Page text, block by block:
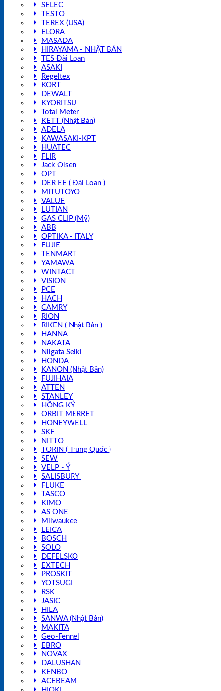
SELEC
TESTO
TEREX (USA)
ELORA
MASADA
HIRAYAMA - NHẬT BẢN
TES Đài Loan
ASAKI
Regeltex
KORT
DEWALT
KYORITSU
Total Meter
KETT (Nhật Bản)
ADELA
KAWASAKI-KPT
HUATEC
FLIR
Jack Olsen
OPT
DER EE ( Đài Loan )
MITUTOYO
VALUE
LUTIAN
GAS CLIP (Mỹ)
ABB
OPTIKA - ITALY
FUJIE
TENMART
YAMAWA
WINTACT
VISION
PCE
HACH
CAMRY
RION
RIKEN ( Nhật Bản )
HANNA
NAKATA
Niigata Seiki
HONDA
KANON (Nhật Bản)
FUJIHAIA
ATTEN
STANLEY
HỒNG KÝ
ORBIT MERRET
HONEYWELL
SKF
NITTO
TORIN ( Trung Quốc )
SEW
VELP - Ý
SALISBURY
FLUKE
TASCO
KIMO
AS ONE
Milwaukee
LEICA
BOSCH
SOLO
DEFELSKO
EXTECH
PROSKIT
YOTSUGI
RSK
JASIC
HILA
SANWA (Nhật Bản)
MAKITA
Geo-Fennel
EBRO
NOVAX
DALUSHAN
KENBO
ACEBEAM